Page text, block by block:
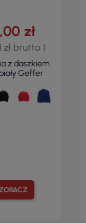
zł
zł brutto )
z daszkiem
Geffer